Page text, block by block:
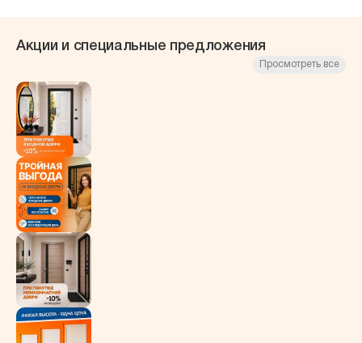
Акции и специальные предложения
Просмотреть все